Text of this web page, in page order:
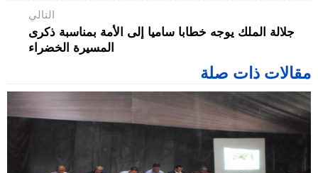
التالي
جلالة الملك يوجه خطابا ساميا إلى الأمة بمناسبة ذكرى
المسيرة الخضراء
مقالات ذات صلة